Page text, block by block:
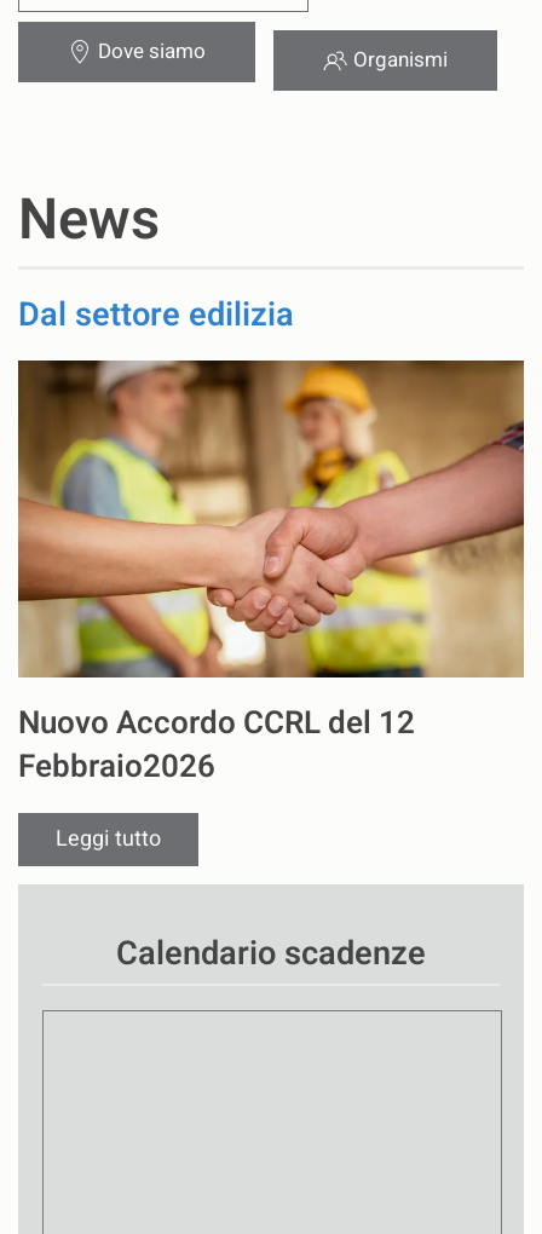
Dove siamo Organismi
News
Dal settore edilizia
Nuovo Accordo CCRL del 12
Febbraio2026
Leggi tutto
Calendario scadenze